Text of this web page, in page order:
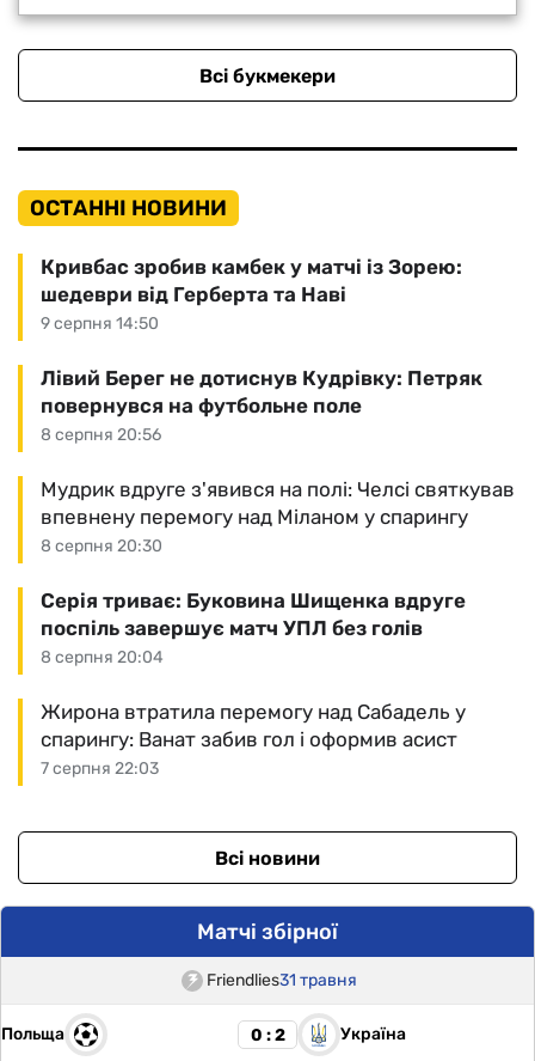
Всі букмекери
ОСТАННІ НОВИНИ
9 серпня 14:50
Кривбас зробив камбек у матчі із Зорею:
шедеври від Герберта та Наві
8 серпня 20:56
Лівий Берег не дотиснув Кудрівку: Петряк
повернувся на футбольне поле
8 серпня 20:30
Мудрик вдруге з'явився на полі: Челсі святкував
впевнену перемогу над Міланом у спарингу
8 серпня 20:04
Серія триває: Буковина Шищенка вдруге
поспіль завершує матч УПЛ без голів
7 серпня 22:03
Жирона втратила перемогу над Сабадель у
спарингу: Ванат забив гол і оформив асист
Всі новини
Матчі збірної
Friendlies31 травня
Польща 0 : 2 Україна